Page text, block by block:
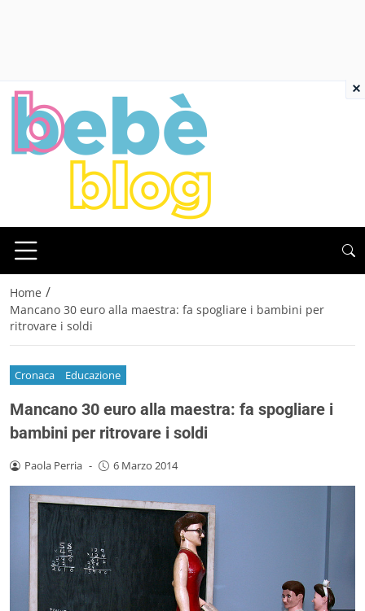
Home /
Mancano 30 euro alla maestra: fa spogliare i bambini per
ritrovare i soldi
Cronaca Educazione
Mancano 30 euro alla maestra: fa spogliare i
bambini per ritrovare i soldi
Paola Perria - 6 Marzo 2014
×